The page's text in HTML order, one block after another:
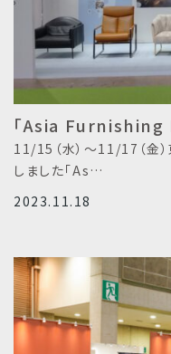
「Asia Furnishing
11/15（水）～11/17（金
しました「As…
2023.11.18